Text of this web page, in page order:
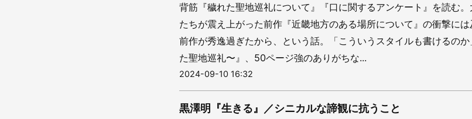
背筋『穢れた聖地巡礼について』『口に関するアンケート』を読む
たちが震え上がった前作『近畿地方のある場所について』の衝撃に
前作が秀逸過ぎたから、という話。「こういうスタイルも書けるの
た聖地巡礼〜』、50ページ強のありがちな...
2024-09-10 16:32
黒澤明『生きる』／シニカルな諦観に抗うこと